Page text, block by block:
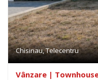
Chisinau, Telecentru
Vânzare |